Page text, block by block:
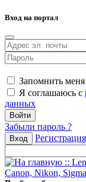
Вход на портал
Запомнить меня
Я соглашаюсь с
данных
Забыли пароль ?
Вход Регистрация